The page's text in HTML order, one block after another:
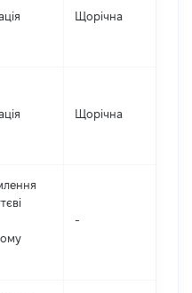
Щорічна
Щорічна
-